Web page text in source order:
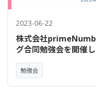
2023-06-22
株式会社
グ合同勉強会を開催
勉強会